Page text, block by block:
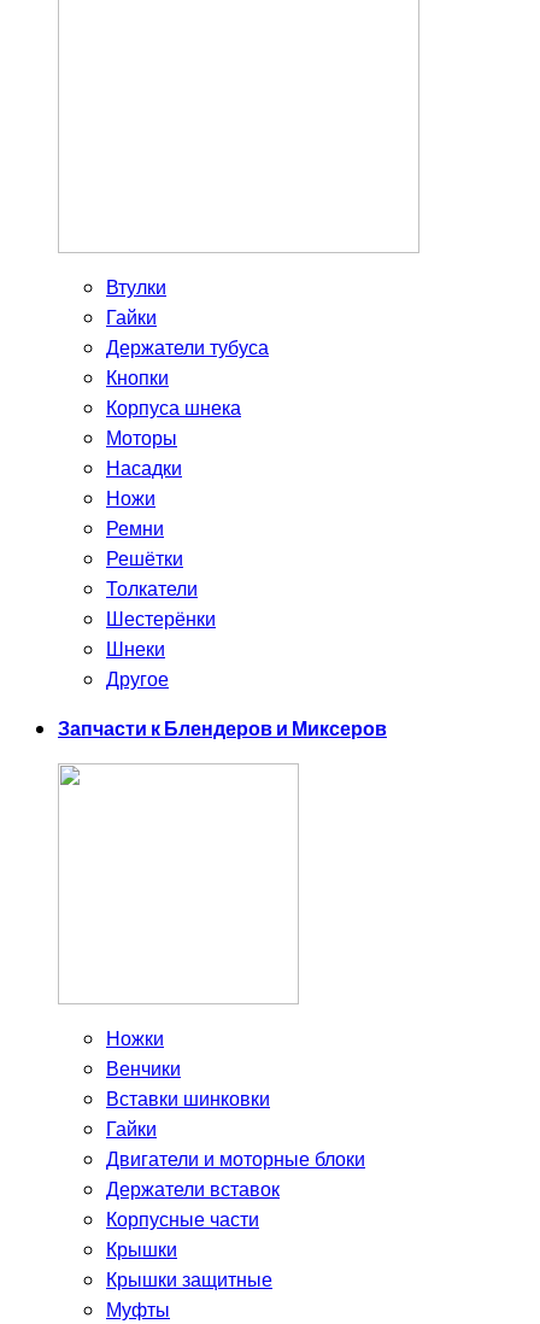
Втулки
Гайки
Держатели тубуса
Кнопки
Корпуса шнека
Моторы
Насадки
Ножи
Ремни
Решётки
Толкатели
Шестерёнки
Шнеки
Другое
Запчасти к Блендеров и Миксеров
Ножки
Венчики
Вставки шинковки
Гайки
Двигатели и моторные блоки
Держатели вставок
Корпусные части
Крышки
Крышки защитные
Муфты